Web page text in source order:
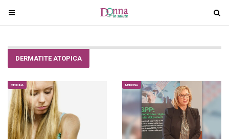
T
o
g
n
a
v
i
g
T
o
g
a
v
g
DERMATITE ATOPICA
MEDICINA MEDICINA